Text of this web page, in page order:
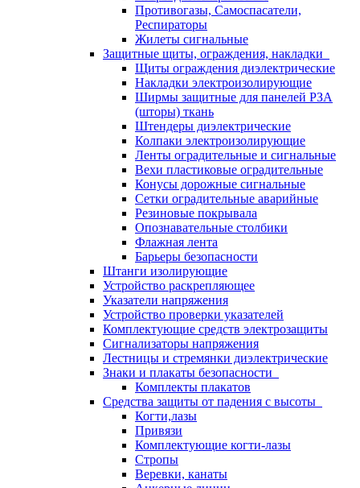
Противогазы, Самоспасатели,
Респираторы
Жилеты сигнальные
Защитные щиты, ограждения, накладки
Щиты ограждения диэлектрические
Накладки электроизолирующие
Ширмы защитные для панелей РЗА
(шторы) ткань
Штендеры диэлектрические
Колпаки электроизолирующие
Ленты оградительные и сигнальные
Вехи пластиковые оградительные
Конусы дорожные сигнальные
Сетки оградительные аварийные
Резиновые покрывала
Опознавательные столбики
Флажная лента
Барьеры безопасности
Штанги изолирующие
Устройство раскрепляющее
Указатели напряжения
Устройство проверки указателей
Комплектующие средств электрозащиты
Сигнализаторы напряжения
Лестницы и стремянки диэлектрические
Знаки и плакаты безопасности
Комплекты плакатов
Средства защиты от падения с высоты
Когти,лазы
Привязи
Комплектующие когти-лазы
Стропы
Веревки, канаты